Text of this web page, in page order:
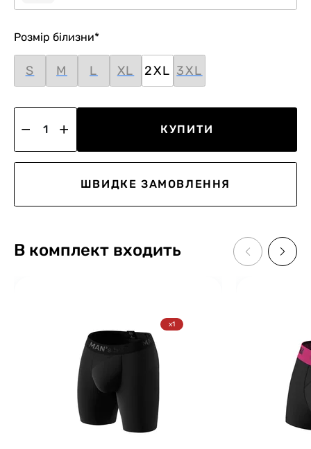
Розмір білизни*
S M L XL 2XL 3XL
КУПИТИ
ШВИДКЕ ЗАМОВЛЕННЯ
В комплект входить
x1